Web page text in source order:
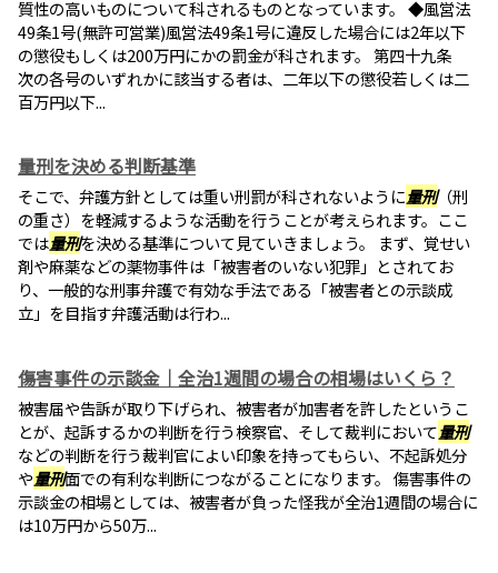
質性の高いものについて科されるものとなっています。 ◆風営法
49条1号(無許可営業)風営法49条1号に違反した場合には2年以下
の懲役もしくは200万円にかの罰金が科されます。 第四十九条
次の各号のいずれかに該当する者は、二年以下の懲役若しくは二
百万円以下...
量刑を決める判断基準
そこで、弁護方針としては重い刑罰が科されないように量刑（刑
の重さ）を軽減するような活動を行うことが考えられます。ここ
では量刑を決める基準について見ていきましょう。 まず、覚せい
剤や麻薬などの薬物事件は「被害者のいない犯罪」とされてお
り、一般的な刑事弁護で有効な手法である「被害者との示談成
立」を目指す弁護活動は行わ...
傷害事件の示談金｜全治1週間の場合の相場はいくら？
被害届や告訴が取り下げられ、被害者が加害者を許したというこ
とが、起訴するかの判断を行う検察官、そして裁判において量刑
などの判断を行う裁判官によい印象を持ってもらい、不起訴処分
や量刑面での有利な判断につながることになります。 傷害事件の
示談金の相場としては、被害者が負った怪我が全治1週間の場合に
は10万円から50万...